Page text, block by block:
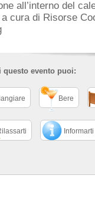
all’interno del
cura di Risorse
questo evento puoi:
Bere
Informarti